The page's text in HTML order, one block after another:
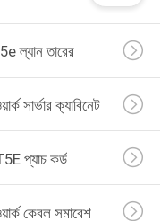
ল্যান তারের
সার্ভার ক্যাবিনেট
প্যাচ কর্ড
কেবল সমাবেশ